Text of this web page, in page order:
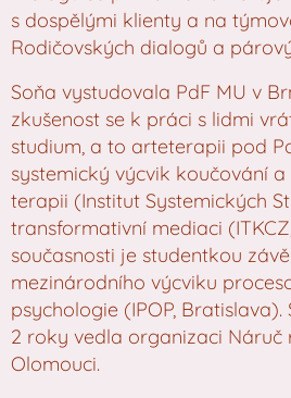
s dospělými klienty a na
Rodičovských dialogů a
Soňa vystudovala PdF MU v
zkušenost se k práci s lidmi
studium, a to arteterapii pod
systemický výcvik koučování
terapii (Institut Systemických
transformativní mediaci
současnosti je studentkou
mezinárodního výcviku
psychologie (IPOP,
2 roky vedla organizaci Náruč
Olomouci.